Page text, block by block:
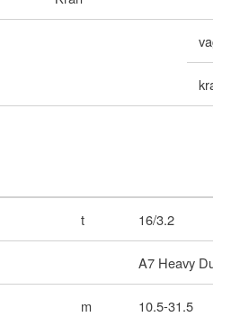
vagn
kran
t 16/3.2
A7 Heavy Duty
m 10.5-31.5